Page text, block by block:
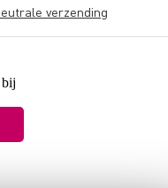
verzending
bij